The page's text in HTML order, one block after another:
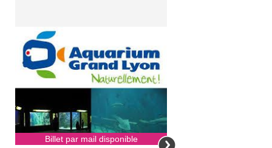
Billet par mail disponible